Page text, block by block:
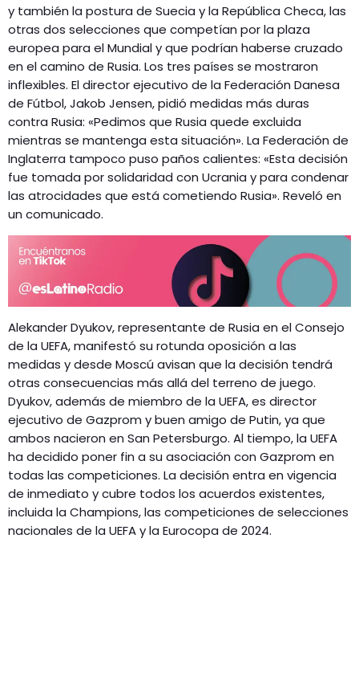
y también la postura de Suecia y la República Checa, las
otras dos selecciones que competían por la plaza
europea para el Mundial y que podrían haberse cruzado
en el camino de Rusia. Los tres países se mostraron
inflexibles. El director ejecutivo de la Federación Danesa
de Fútbol, Jakob Jensen, pidió medidas más duras
contra Rusia: «Pedimos que Rusia quede excluida
mientras se mantenga esta situación». La Federación de
Inglaterra tampoco puso paños calientes: «Esta decisión
fue tomada por solidaridad con Ucrania y para condenar
las atrocidades que está cometiendo Rusia». Reveló en
un comunicado.
Alekander Dyukov, representante de Rusia en el Consejo
de la UEFA, manifestó su rotunda oposición a las
medidas y desde Moscú avisan que la decisión tendrá
otras consecuencias más allá del terreno de juego.
Dyukov, además de miembro de la UEFA, es director
ejecutivo de Gazprom y buen amigo de Putin, ya que
ambos nacieron en San Petersburgo. Al tiempo, la UEFA
ha decidido poner fin a su asociación con Gazprom en
todas las competiciones. La decisión entra en vigencia
de inmediato y cubre todos los acuerdos existentes,
incluida la Champions, las competiciones de selecciones
nacionales de la UEFA y la Eurocopa de 2024.